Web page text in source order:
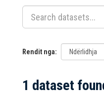
Rendit nga
1 dataset